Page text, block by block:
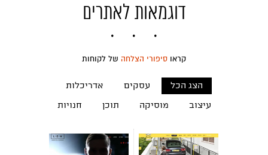
דוגמאות לאתרים
קראו סיפורי הצלחה של לקוחות
הצג הכל עסקים
אדריכלות
עיצוב
מוסיקה תוכן חנויות